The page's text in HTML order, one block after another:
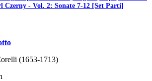
Czerny - Vol. 2: Sonate 7-12 [Set Parti]
(1653-1713)